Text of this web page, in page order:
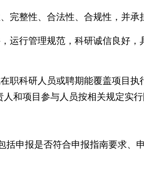
整性、合法性、合规性，并承
行管理规范，科研诚信良好，
职科研人员或聘期能覆盖项目
和项目参与人员按相关规定实行
申报是否符合申报指南要求、